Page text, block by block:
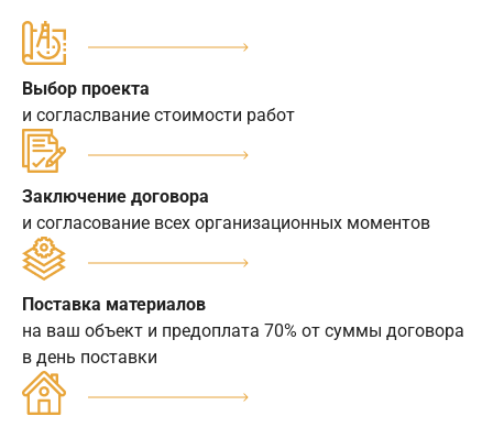
Выбор проекта
и согласлвание стоимости работ
Заключение договора
и согласование всех организационных моментов
Поставка материалов
на ваш объект и предоплата 70% от суммы договора
в день поставки